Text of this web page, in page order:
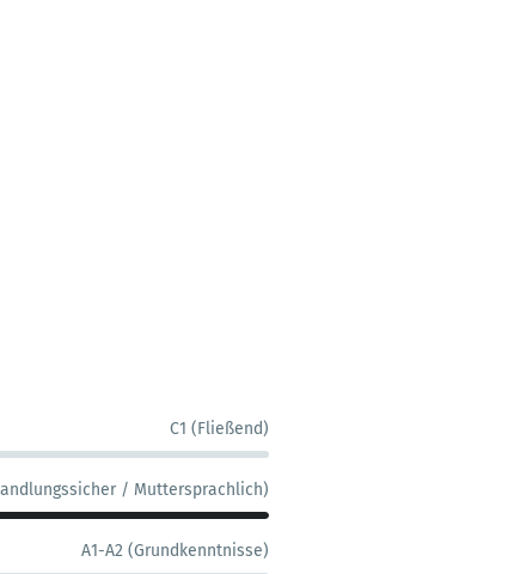
C1 (Fließend)
/ Muttersprachlich)
A1-A2 (Grundkenntnisse)